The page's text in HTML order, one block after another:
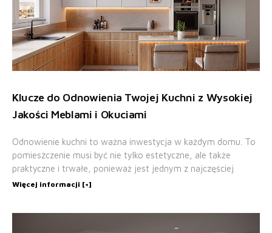
Klucze do Odnowienia Twojej Kuchni z Wysokiej
Jakości Meblami i Okuciami
Odnowienie kuchni to ważna inwestycja w każdym domu. To
pomieszczenie musi być nie tylko estetyczne, ale także
praktyczne i trwałe, ponieważ jest jednym z najczęściej
Więcej informacji [+]